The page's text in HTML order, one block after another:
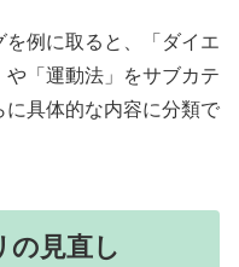
例に取ると、「ダイエ
「運動法」をサブカテ
に具体的な内容に分類で
の見直し